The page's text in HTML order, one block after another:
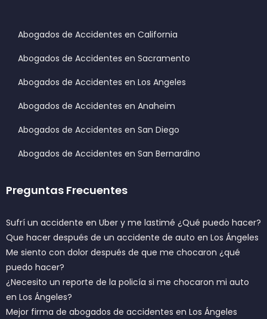
Abogados de Accidentes en California
Abogados de Accidentes en Sacramento
Abogados de Accidentes en Los Angeles
Abogados de Accidentes en Anaheim
Abogados de Accidentes en San Diego
Abogados de Accidentes en San Bernardino
Preguntas Frecuentes
Sufrí un accidente en Uber y me lastimé ¿Qué puedo hacer?
Que hacer después de un accidente de auto en Los Ángeles
Me siento con dolor después de que me chocaron ¿qué
puedo hacer?
¿Necesito un reporte de la policía si me chocaron mi auto
en Los Ángeles?
Mejor firma de abogados de accidentes en Los Ángeles